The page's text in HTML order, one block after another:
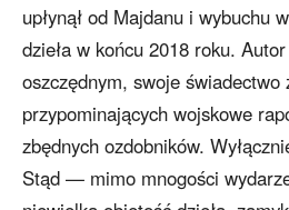
upłynął od Majdanu i wybuchu
dzieła w końcu 2018 roku.
oszczędnym, swoje świadectwo
przypominających wojskowe
zbędnych ozdobników.
Stąd — mimo mnogości